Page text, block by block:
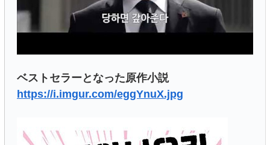
ベストセラーとなった原作小説
https://i.imgur.com/eggYnuX.jpg